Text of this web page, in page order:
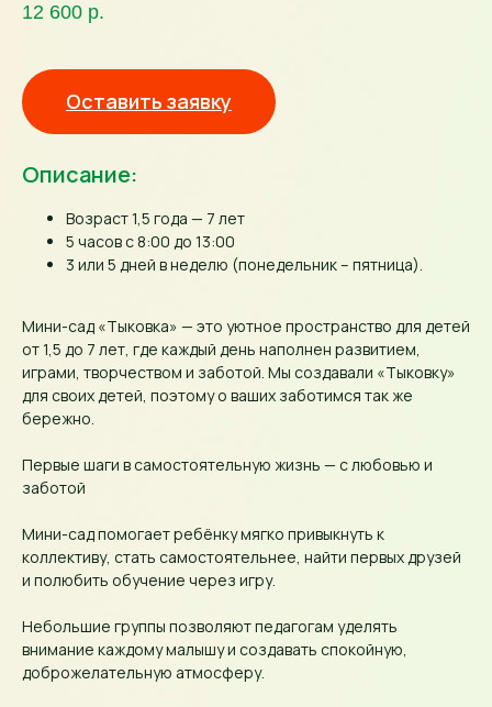
12 600 р.
Оставить заявку
Описание:
Возраст 1,5 года — 7 лет
5 часов с 8:00 до 13:00
3 или 5 дней в неделю (понедельник – пятница).
Мини-сад «Тыковка» — это уютное пространство для детей
от 1,5 до 7 лет, где каждый день наполнен развитием,
играми, творчеством и заботой. Мы создавали «Тыковку»
для своих детей, поэтому о ваших заботимся так же
бережно.
Первые шаги в самостоятельную жизнь — с любовью и
заботой
Мини-сад помогает ребёнку мягко привыкнуть к
коллективу, стать самостоятельнее, найти первых друзей
и полюбить обучение через игру.
Небольшие группы позволяют педагогам уделять
внимание каждому малышу и создавать спокойную,
доброжелательную атмосферу.